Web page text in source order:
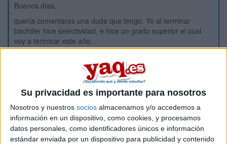
Su privacidad es importante para nosotros
Nosotros y nuestros socios almacenamos y/o accedemos a
información en un dispositivo, como cookies, y procesamos
datos personales, como identificadores únicos e información
estándar enviada por un dispositivo para publicidad y contenido
Buenos días,
quería comentaros una duda que tengo. Yo al terminar
bachiller hice selectividad, e hice un grado superior el cual
voy a terminar este año.
me surge la duda de cómo irá lo de la nota de corte con mi
Ya que no sé cómo va el tema de la nota de corte para entrar
parte específica o cómo. O si no hace falta que me presente
a nada y haga la preinscripción directamente.
La nota media de mi grado superior es de un 8.5 - 9.